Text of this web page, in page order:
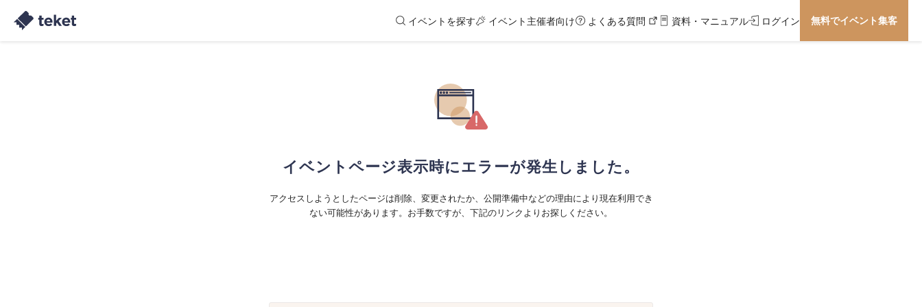
イベントを探す イベント主催者向け よくある質問 資料・マニュアル ログイン 無料でイベント集客
イベントページ表示時にエラーが発生しました。
アクセスしようとしたページは削除、変更されたか、公開準備中などの理由により現在利用でき
ない可能性があります。お手数ですが、下記のリンクよりお探しください。